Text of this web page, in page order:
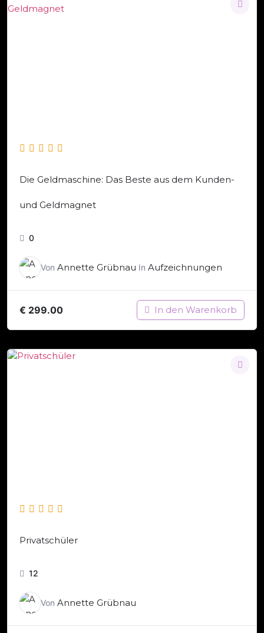
Die Geldmaschine: Das Beste aus dem Kunden-
und Geldmagnet
0
Von Annette Grübnau In Aufzeichnungen
€ 299.00 In den Warenkorb
Privatschüler
12
Von Annette Grübnau